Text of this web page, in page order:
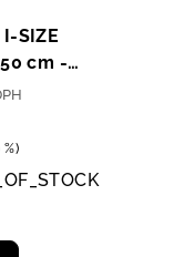
I-SIZE
cm -
%)